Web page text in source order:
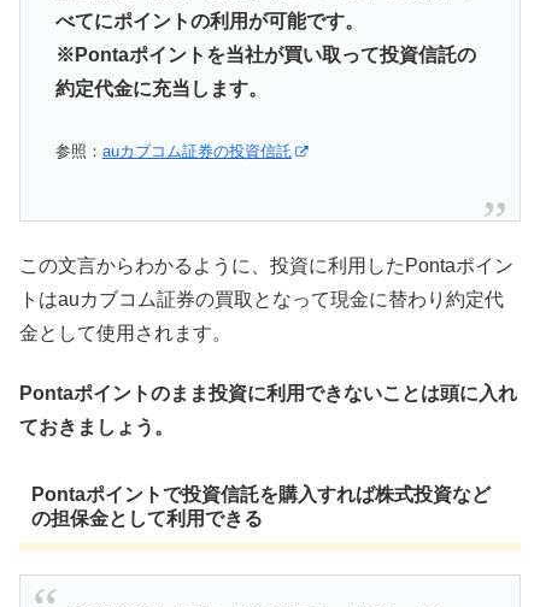
べてにポイントの利用が可能です。
※Pontaポイントを当社が買い取って投資信託の
約定代金に充当します。
参照： auカブコム証券の投資信託
この文言からわかるように、投資に利用したPontaポイン
トはauカブコム証券の買取となって現金に替わり約定代
金として使用されます。
Pontaポイントのまま投資に利用できないことは頭に入れ
ておきましょう。
Pontaポイントで投資信託を購入すれば株式投資など
の担保金として利用できる